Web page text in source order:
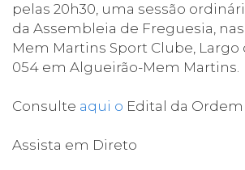
pelas 20h30, uma sessão
da Assembleia de Freguesia,
Mem Martins Sport Clube, Largo
054 em Algueirão-Mem Martins.
Consulte aqui o Edital da Ordem
Assista em Direto